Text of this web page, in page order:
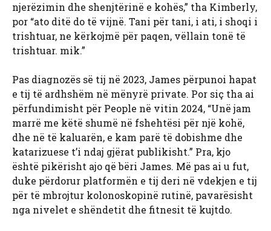
njerëzimin dhe shenjtërinë e kohës,” tha Kimberly,
por “ato ditë do të vijnë. Tani për tani, i ati, i shoqi i
trishtuar, ne kërkojmë për paqen, vëllain tonë të
trishtuar. mik.”
Pas diagnozës së tij në 2023, James përpunoi hapat
e tij të ardhshëm në mënyrë private. Por siç tha ai
përfundimisht për People në vitin 2024, “Unë jam
marrë me këtë shumë në fshehtësi për një kohë,
dhe në të kaluarën, e kam parë të dobishme dhe
katarizuese t’i ndaj gjërat publikisht.” Pra, kjo
është pikërisht ajo që bëri James. Më pas ai u fut,
duke përdorur platformën e tij deri në vdekjen e tij
për të mbrojtur kolonoskopinë rutinë, pavarësisht
nga nivelet e shëndetit dhe fitnesit të kujtdo.